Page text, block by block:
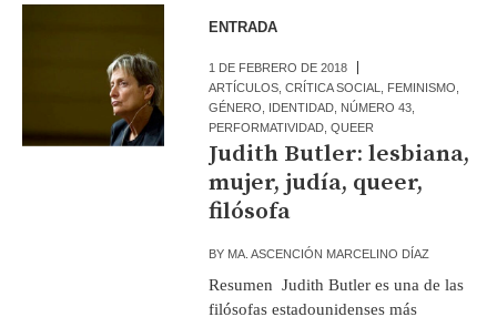
ENTRADA
1 DE FEBRERO DE 2018
ARTÍCULOS ,CRÍTICA SOCIAL FEMINISMO
GÉNERO
IDENTIDAD NÚMERO 43
PERFORMATIVIDAD ,QUEER
Judith Butler: lesbiana,
mujer, judía, queer,
filósofa
BY MA. ASCENCIÓN MARCELINO DÍAZ
Resumen Judith Butler es una de las
filósofas estadounidenses más